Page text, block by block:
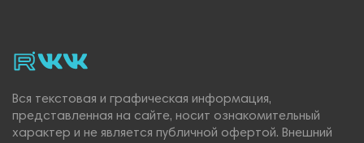
rutubevk_video.
Vk.
Вся текстовая и графическая информация,
представленная на сайте, носит ознакомительный
характер и не является публичной офертой. Внешний